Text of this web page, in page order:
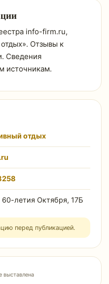
info-firm.ru,
Отзывы к
Сведения
источникам.
отдых
60-летия Октября, 17Б
перед публикацией.
выставлена